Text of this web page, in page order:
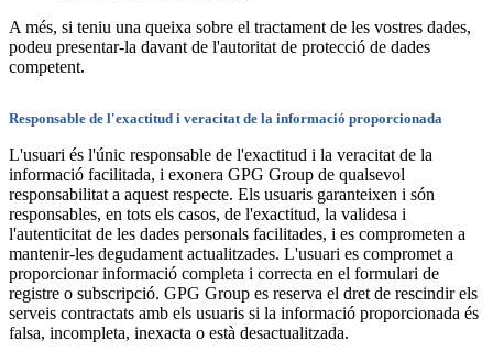
A més, si teniu una queixa sobre el tractament de les vostres dades,
podeu presentar-la davant de l'autoritat de protecció de dades
competent.
Responsable de l'exactitud i veracitat de la informació proporcionada
L'usuari és l'únic responsable de l'exactitud i la veracitat de la
informació facilitada, i exonera GPG Group de qualsevol
responsabilitat a aquest respecte. Els usuaris garanteixen i són
responsables, en tots els casos, de l'exactitud, la validesa i
l'autenticitat de les dades personals facilitades, i es comprometen a
mantenir-les degudament actualitzades. L'usuari es compromet a
proporcionar informació completa i correcta en el formulari de
registre o subscripció. GPG Group es reserva el dret de rescindir els
serveis contractats amb els usuaris si la informació proporcionada és
falsa, incompleta, inexacta o està desactualitzada.